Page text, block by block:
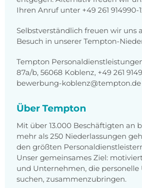
Ihren Anruf unter +49 261 914990-
Selbstverständlich freuen wir uns
Besuch in unserer Tempton-
Tempton
87a/b, 56068 Koblenz, +49 261
bewerbung-koblenz@tempton.de
Über Tempton
Mit über 13.000 Beschäftigten an
mehr als 250 Niederlassungen
den größten
Unser gemeinsames Ziel:
und Unternehmen, die
suchen, zusammenzubringen.